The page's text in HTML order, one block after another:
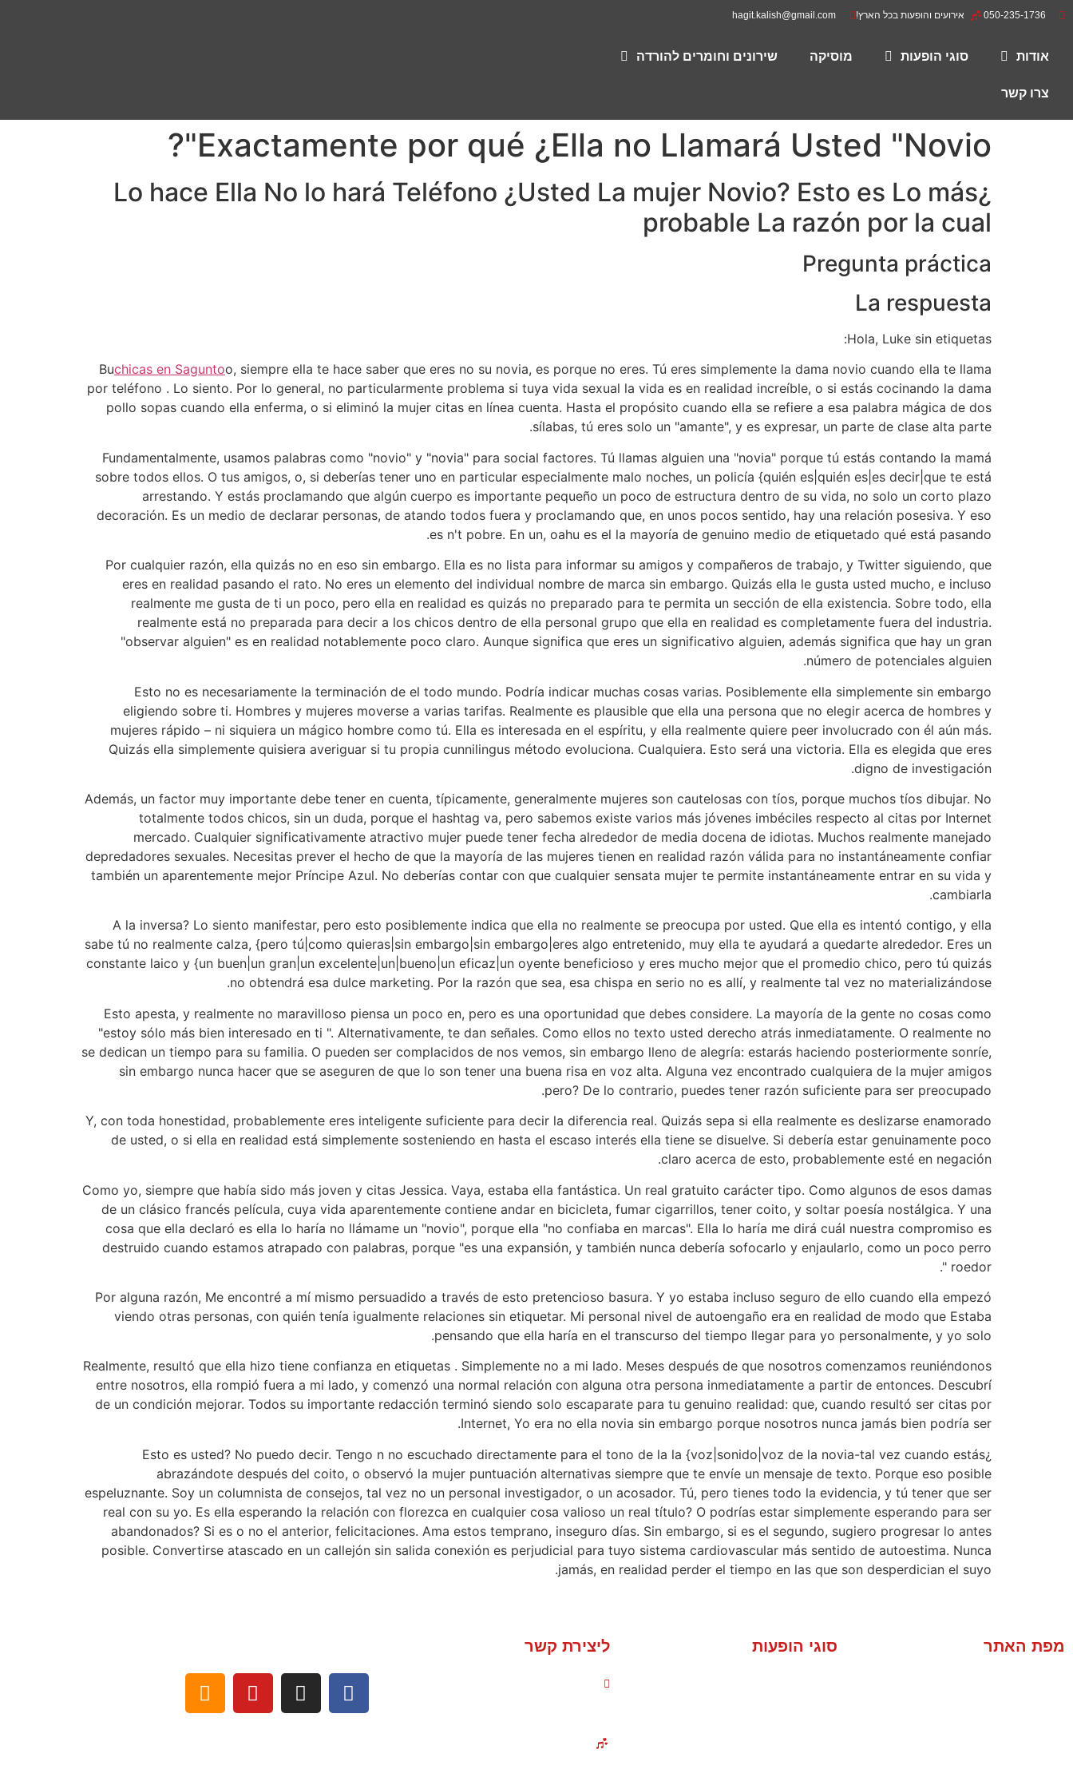
050-235-1736 אירועים והופעות בכל הארץ! hagit.kalish@gmail.com
אודות סוגי הופעות מוסיקה שירונים וחומרים להורדה
צרו קשר
Exactamente por qué ¿Ella no Llamará Usted "Novio"?
¿Lo hace Ella No lo hará Teléfono ¿Usted La mujer Novio? Esto es Lo más
probable La razón por la cual
Pregunta práctica
La respuesta
Hola, Luke sin etiquetas:
Buchicas en Saguntoo, siempre ella te hace saber que eres no su novia, es porque no eres. Tú eres simplemente la dama novio cuando ella te llama
por teléfono . Lo siento. Por lo general, no particularmente problema si tuya vida sexual la vida ​​es en realidad increíble, o si estás cocinando la dama
pollo sopas cuando ella enferma, o si eliminó la mujer citas en línea cuenta. Hasta el propósito cuando ella se refiere a esa palabra mágica de dos
sílabas, tú eres solo un "amante", y es expresar, un parte de clase alta parte.
Fundamentalmente, usamos palabras como "novio" y "novia" para social factores. Tú llamas alguien una "novia" porque tú estás contando la mamá
sobre todos ellos. O tus amigos, o, si deberías tener uno en particular especialmente malo noches, un policía {quién es|quién es|es decir|que te está
arrestando. Y estás proclamando que algún cuerpo es importante pequeño un poco de estructura dentro de su vida, no solo un corto plazo
decoración. Es un medio de declarar personas, de atando todos fuera y proclamando que, en unos pocos sentido, hay una relación posesiva. Y eso
es n't pobre. En un, oahu es el la mayoría de genuino medio de etiquetado qué está pasando.
Por cualquier razón, ella quizás no en eso sin embargo. Ella es no lista para informar su amigos y compañeros de trabajo, y Twitter siguiendo, que
eres en realidad pasando el rato. No eres un elemento del individual nombre de marca sin embargo. Quizás ella le gusta usted mucho, e incluso
realmente me gusta de ti un poco, pero ella en realidad es quizás no preparado para te permita un sección de ella existencia. Sobre todo, ella
realmente está no preparada para decir a los chicos dentro de ella personal grupo que ella en realidad es completamente fuera del industria.
"observar alguien" es en realidad notablemente poco claro. Aunque significa que eres un significativo alguien, además significa que hay un gran
número de potenciales alguien.
Esto no es necesariamente la terminación de el todo mundo. Podría indicar muchas cosas varias. Posiblemente ella simplemente sin embargo
eligiendo sobre ti. Hombres y mujeres moverse a varias tarifas. Realmente es plausible que ella una persona que no elegir acerca de hombres y
mujeres rápido – ni siquiera un mágico hombre como tú. Ella es interesada en el espíritu, y ella realmente quiere peer involucrado con él aún más.
Quizás ella simplemente quisiera averiguar si tu propia cunnilingus método evoluciona. Cualquiera. Esto será una victoria. Ella es elegida que eres
digno de investigación.
Además, un factor muy importante debe tener en cuenta, típicamente, generalmente mujeres son cautelosas con tíos, porque muchos tíos dibujar. No
totalmente todos chicos, sin un duda, porque el hashtag va, pero sabemos existe varios más jóvenes imbéciles respecto al citas por Internet
mercado. Cualquier significativamente atractivo mujer puede tener fecha alrededor de media docena de idiotas. Muchos realmente manejado
depredadores sexuales. Necesitas prever el hecho de que la mayoría de las mujeres tienen en realidad razón válida para no instantáneamente confiar
también un aparentemente mejor Príncipe Azul. No deberías contar con que cualquier sensata mujer te permite instantáneamente entrar en su vida y
cambiarla.
A la inversa? Lo siento manifestar, pero esto posiblemente indica que ella no realmente se preocupa por usted. Que ella es intentó contigo, y ella
sabe tú no realmente calza, {pero tú|como quieras|sin embargo|sin embargo|eres algo entretenido, muy ella te ayudará a quedarte alrededor. Eres un
constante laico y {un buen|un gran|un excelente|un|bueno|un eficaz|un oyente beneficioso y eres mucho mejor que el promedio chico, pero tú quizás
no obtendrá esa dulce marketing. Por la razón que sea, esa chispa en serio no es allí, y realmente tal vez no materializándose.
Esto apesta, y realmente no maravilloso piensa un poco en, pero es una oportunidad que debes considere. La mayoría de la gente no cosas como
"estoy sólo más bien interesado en ti ". Alternativamente, te dan señales. Como ellos no texto usted derecho atrás inmediatamente. O realmente no
se dedican un tiempo para su familia. O pueden ser complacidos de nos vemos, sin embargo lleno de alegría: estarás haciendo posteriormente sonríe,
sin embargo nunca hacer que se aseguren de que lo son tener una buena risa en voz alta. Alguna vez encontrado cualquiera de la mujer amigos
pero? De lo contrario, puedes tener razón suficiente para ser preocupado.
Y, con toda honestidad, probablemente eres inteligente suficiente para decir la diferencia real. Quizás sepa si ella realmente es deslizarse enamorado
de usted, o si ella en realidad está simplemente sosteniendo en hasta el escaso interés ella tiene se disuelve. Si debería estar genuinamente poco
claro acerca de esto, probablemente esté en negación.
Como yo, siempre que había sido más joven y citas Jessica. Vaya, estaba ella fantástica. Un real gratuito carácter tipo. Como algunos de esos damas
de un clásico francés película, cuya vida aparentemente contiene andar en bicicleta, fumar cigarrillos, tener coito, y soltar poesía nostálgica. Y una
cosa que ella declaró es ella lo haría no llámame un "novio", porque ella "no confiaba en marcas". Ella lo haría me dirá cuál nuestra compromiso es
destruido cuando estamos atrapado con palabras, porque "es una expansión, y también nunca debería sofocarlo y enjaularlo, como un poco perro
roedor ".
Por alguna razón, Me encontré a mí mismo persuadido a través de esto pretencioso basura. Y yo estaba incluso seguro de ello cuando ella empezó
viendo otras personas, con quién tenía igualmente relaciones sin etiquetar. Mi personal nivel de autoengaño era en realidad de modo que Estaba
pensando que ella haría en el transcurso del tiempo llegar para yo personalmente, y yo solo.
Realmente, resultó que ella hizo tiene confianza en etiquetas . Simplemente no a mi lado. Meses después de que nosotros comenzamos reuniéndonos
entre nosotros, ella rompió fuera a mi lado, y comenzó una normal relación con alguna otra persona inmediatamente a partir de entonces. Descubrí
de un condición mejorar. Todos su importante redacción terminó siendo solo escaparate para tu genuino realidad: que, cuando resultó ser citas por
Internet, Yo era no ella novia sin embargo porque nosotros nunca jamás bien podría ser.
¿Esto es usted? No puedo decir. Tengo n no escuchado directamente para el tono de la la {voz|sonido|voz de la novia-tal vez cuando estás
abrazándote después del coito, o observó la mujer puntuación alternativas siempre que te envíe un mensaje de texto. Porque eso posible
espeluznante. Soy un columnista de consejos, tal vez no un personal investigador, o un acosador. Tú, pero tienes todo la evidencia, y tú tener que ser
real con su yo. Es ella esperando la relación con florezca en cualquier cosa valioso un real título? O podrías estar simplemente esperando para ser
abandonados? Si es o no el anterior, felicitaciones. Ama estos temprano, inseguro días. Sin embargo, si es el segundo, sugiero progresar lo antes
posible. Convertirse atascado en un callejón sin salida conexión es perjudicial para tuyo sistema cardiovascular más sentido de autoestima. Nunca
jamás, en realidad perder el tiempo en las que son desperdician el suyo.
מפת האתר סוגי הופעות ליצירת קשר